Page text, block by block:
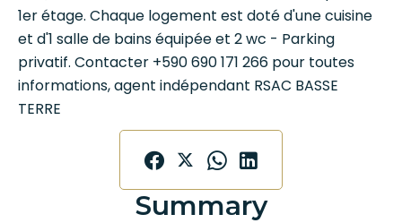
1er étage. Chaque logement est doté d'une cuisine
et d'1 salle de bains équipée et 2 wc - Parking
privatif. Contacter +590 690 171 266 pour toutes
informations, agent indépendant RSAC BASSE
TERRE
Summary